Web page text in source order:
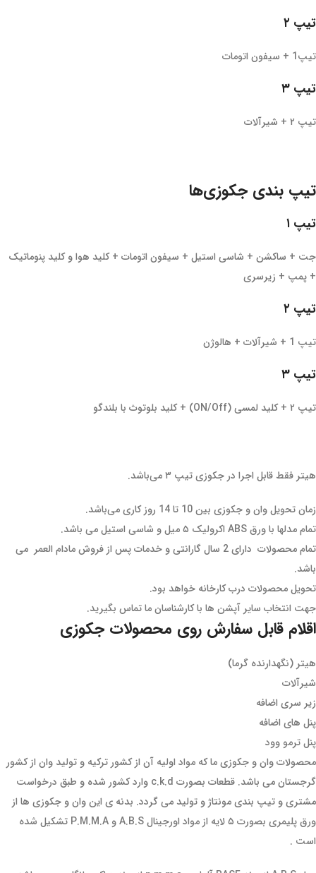
تیپ ۲
تیپ1 + سیفون اتومات
تیپ ۳
تیپ ۲ + شیرآلات
تیپ بندی جکوزی‌ها
تیپ ۱
جت + ساکشن + شاسی استیل + سیفون اتومات + کلید هوا و کلید پنوماتیک
+ پمپ + زیرسری
تیپ ۲
تیپ 1 + شیرآلات + هالوژن
تیپ ۳
تیپ ۲ + کلید لمسی (ON/Off) + کلید بلوتوث با بلندگو
هیتر فقط قابل اجرا در جکوزی تیپ ۳ می‌باشد.
زمان تحویل وان و جکوزی بین 10 تا 14 روز کاری می‌باشد.
تمام مدلها با ورق ABS اکرولیک ۵ میل و شاسی استیل می باشد.
تمام محصولات دارای 2 سال گارانتی و خدمات پس از فروش مادام العمر می
باشد.
تحویل محصولات درب کارخانه خواهد بود.
جهت انتخاب سایر آپشن ها با کارشناسان ما تماس بگیرید.
اقلام قابل سفارش روی محصولات جکوزی
هیتر (نگهدارنده گرما)
شیرآلات
زیر سری اضافه
پنل های اضافه
پنل ترمو وود
محصولات وان و جکوزی ما که مواد اولیه آن از کشور ترکیه و تولید وان از کشور
گرجستان می باشد. قطعات بصورت c.k.d وارد کشور شده و طبق درخواست
مشتری و تیپ بندی مونتاژ و تولید می گردد. بدنه ی این وان و جکوزی ها از
ورق پلیمری بصورت ۵ لایه از مواد اورجینال A.B.S و P.M.M.A تشکیل شده
است .